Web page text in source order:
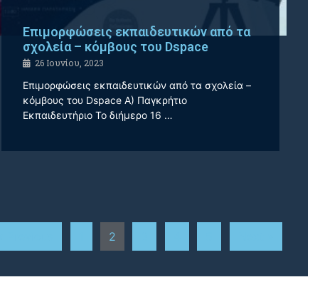
Επιμορφώσεις εκπαιδευτικών από τα
σχολεία – κόμβους του Dspace
26 Ιουνίου, 2023
Επιμορφώσεις εκπαιδευτικών από τα σχολεία –
κόμβους του Dspace Α) Παγκρήτιο
Εκπαιδευτήριο Το διήμερο 16 …
2